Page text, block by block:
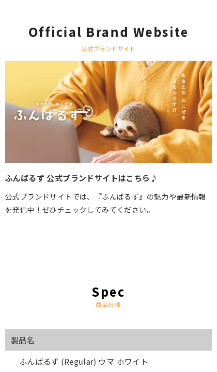
Official Brand Website
公式ブランドサイト
ふんばるず 公式ブランドサイトはこちら♪
公式ブランドサイトでは、『ふんばるず』の魅力や最新情報
を発信中！ ぜひチェックしてみてください。
商品仕様
製品名
ふんばるず (Regular) ウマ ホワイト